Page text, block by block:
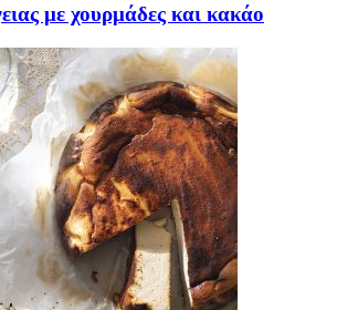
με χουρμάδες και κακάο